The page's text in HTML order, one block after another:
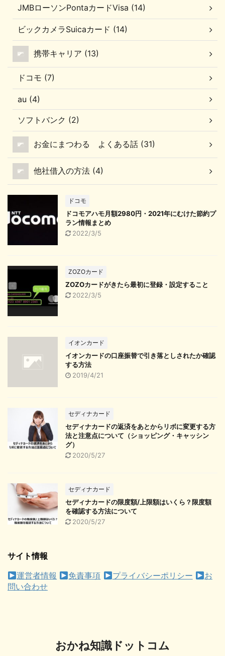
JMBローソンPontaカードVisa (14)
ビックカメラSuicaカード (14)
携帯キャリア (13)
ドコモ (7)
au (4)
ソフトバンク (2)
お金にまつわる よくある話 (31)
他社借入の方法 (4)
ドコモ
ドコモアハモ月額2980円・2021年にむけた節約プ
ラン情報まとめ
2022/3/5
ZOZOカード
ZOZOカードがきたら最初に登録・設定すること
2022/3/5
イオンカード
イオンカードの口座振替で引き落としされたか確認
する方法
2019/4/21
セディナカード
セディナカードの返済をあとからリボに変更する方
法と注意点について（ショッピング・キャッシン
グ）
2020/5/27
セディナカード
セディナカードの限度額/上限額はいくら？限度額
を確認する方法について
2020/5/27
サイト情報
運営者情報
免責事項 プライバシーポリシー
お
問い合わせ
おかね知識ドットコム